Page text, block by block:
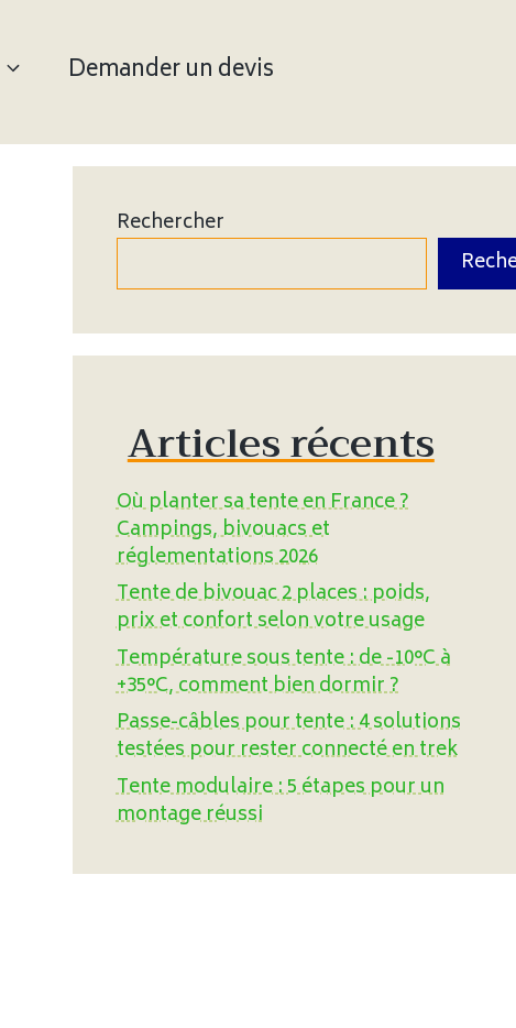
Demander un devis
Rechercher
Articles récents
Où planter sa tente en France ?
Campings, bivouacs et
réglementations 2026
Tente de bivouac 2 places : poids,
prix et confort selon votre usage
Température sous tente : de -10°C à
+35°C, comment bien dormir ?
Passe-câbles pour tente : 4 solutions
testées pour rester connecté en trek
Tente modulaire : 5 étapes pour un
montage réussi